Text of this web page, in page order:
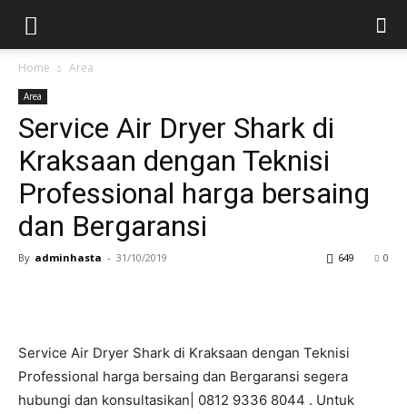
Home Area
Area
Service Air Dryer Shark di
Kraksaan dengan Teknisi
Professional harga bersaing
dan Bergaransi
By adminhasta - 31/10/2019 0
649
Service Air Dryer Shark di Kraksaan dengan Teknisi
Professional harga bersaing dan Bergaransi segera
hubungi dan konsultasikan| 0812 9336 8044 . Untuk